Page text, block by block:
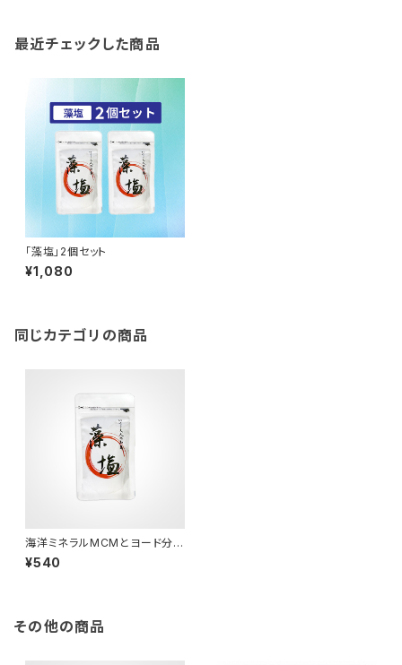
最近チェックした商品
「藻塩」2個セット
¥1,080
同じカテゴリの商品
海洋ミネラルMCMとヨード分を
補う昆布粉末を配合「藻塩」
¥540
その他の商品